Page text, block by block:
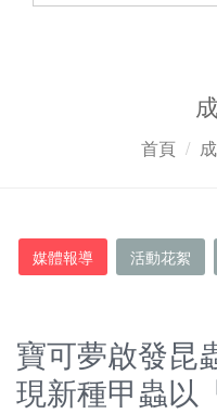
首頁
媒體報導 活動花絮
寶可夢啟發昆
現新種甲蟲以